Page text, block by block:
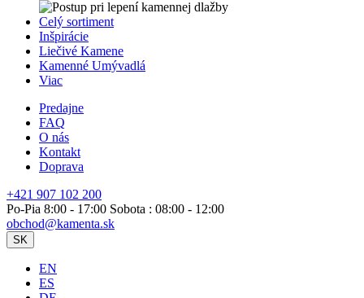
Celý sortiment
Inšpirácie
Liečivé Kamene
Kamenné Umývadlá
Viac
Predajne
FAQ
O nás
Kontakt
Doprava
+421 907 102 200
Po-Pia 8:00 - 17:00 Sobota : 08:00 - 12:00
obchod@kamenta.sk
SK
EN
ES